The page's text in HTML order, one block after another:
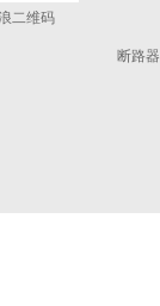
二维码
断路器